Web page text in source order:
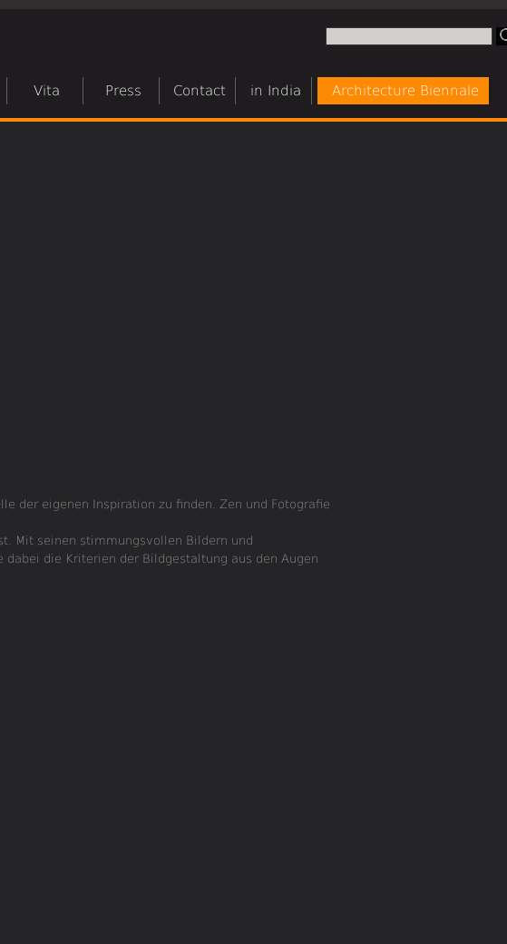
Vita Press Contact in India Architecture Biennale
der eigenen Inspiration zu finden. Zen und Fotografie
Mit seinen stimmungsvollen Bildern und
die Kriterien der Bildgestaltung aus den Augen